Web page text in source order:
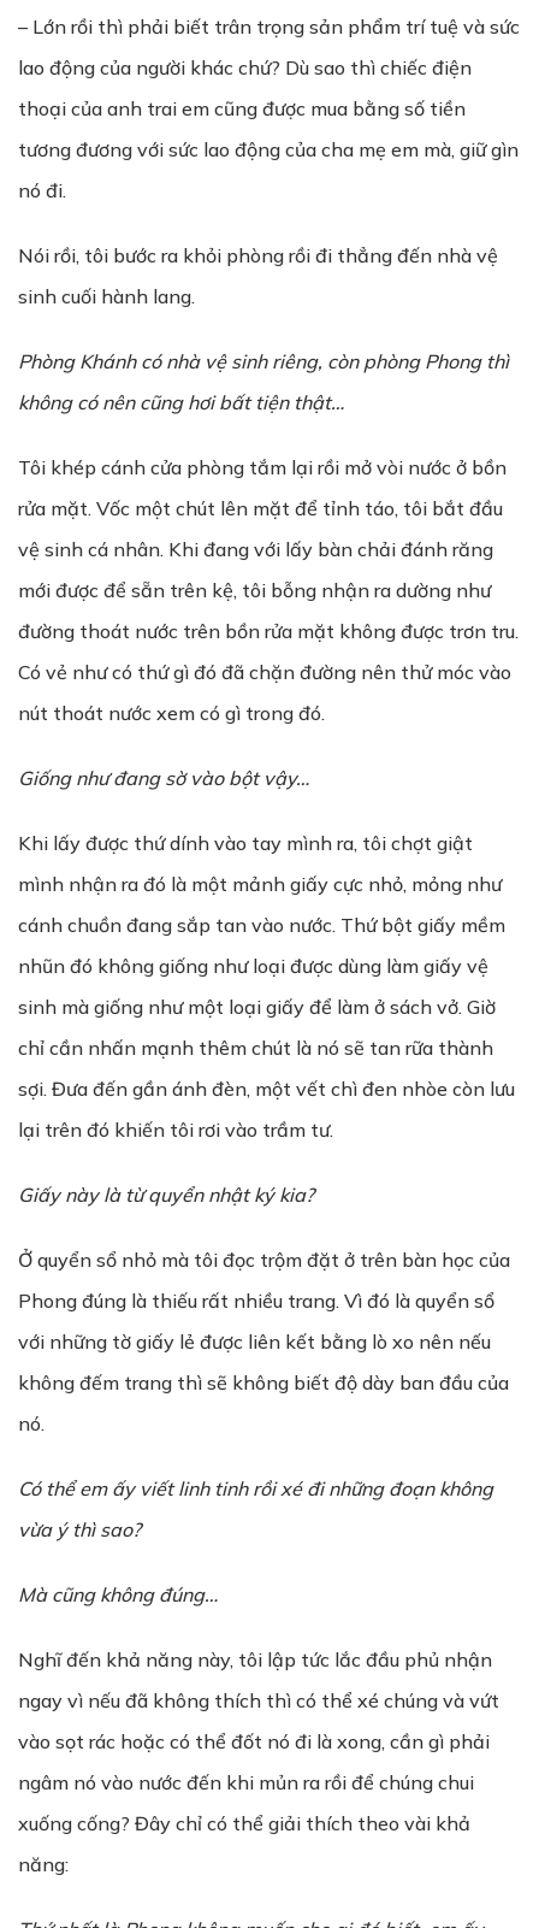
– Lớn rồi thì phải biết trân trọng sản phẩm trí tuệ và sức
lao động của người khác chứ? Dù sao thì chiếc điện
thoại của anh trai em cũng được mua bằng số tiền
tương đương với sức lao động của cha mẹ em mà, giữ gìn
nó đi.
Nói rồi, tôi bước ra khỏi phòng rồi đi thẳng đến nhà vệ
sinh cuối hành lang.
Phòng Khánh có nhà vệ sinh riêng, còn phòng Phong thì
không có nên cũng hơi bất tiện thật…
Tôi khép cánh cửa phòng tắm lại rồi mở vòi nước ở bồn
rửa mặt. Vốc một chút lên mặt để tỉnh táo, tôi bắt đầu
vệ sinh cá nhân. Khi đang với lấy bàn chải đánh răng
mới được để sẵn trên kệ, tôi bỗng nhận ra dường như
đường thoát nước trên bồn rửa mặt không được trơn tru.
Có vẻ như có thứ gì đó đã chặn đường nên thử móc vào
nút thoát nước xem có gì trong đó.
Giống như đang sờ vào bột vậy…
Khi lấy được thứ dính vào tay mình ra, tôi chợt giật
mình nhận ra đó là một mảnh giấy cực nhỏ, mỏng như
cánh chuồn đang sắp tan vào nước. Thứ bột giấy mềm
nhũn đó không giống như loại được dùng làm giấy vệ
sinh mà giống như một loại giấy để làm ở sách vở. Giờ
chỉ cần nhấn mạnh thêm chút là nó sẽ tan rữa thành
sợi. Đưa đến gần ánh đèn, một vết chì đen nhòe còn lưu
lại trên đó khiến tôi rơi vào trầm tư.
Giấy này là từ quyển nhật ký kia?
Ở quyển sổ nhỏ mà tôi đọc trộm đặt ở trên bàn học của
Phong đúng là thiếu rất nhiều trang. Vì đó là quyển sổ
với những tờ giấy lẻ được liên kết bằng lò xo nên nếu
không đếm trang thì sẽ không biết độ dày ban đầu của
nó.
Có thể em ấy viết linh tinh rồi xé đi những đoạn không
vừa ý thì sao?
Mà cũng không đúng…
Nghĩ đến khả năng này, tôi lập tức lắc đầu phủ nhận
ngay vì nếu đã không thích thì có thể xé chúng và vứt
vào sọt rác hoặc có thể đốt nó đi là xong, cần gì phải
ngâm nó vào nước đến khi mủn ra rồi để chúng chui
xuống cống? Đây chỉ có thể giải thích theo vài khả
năng: